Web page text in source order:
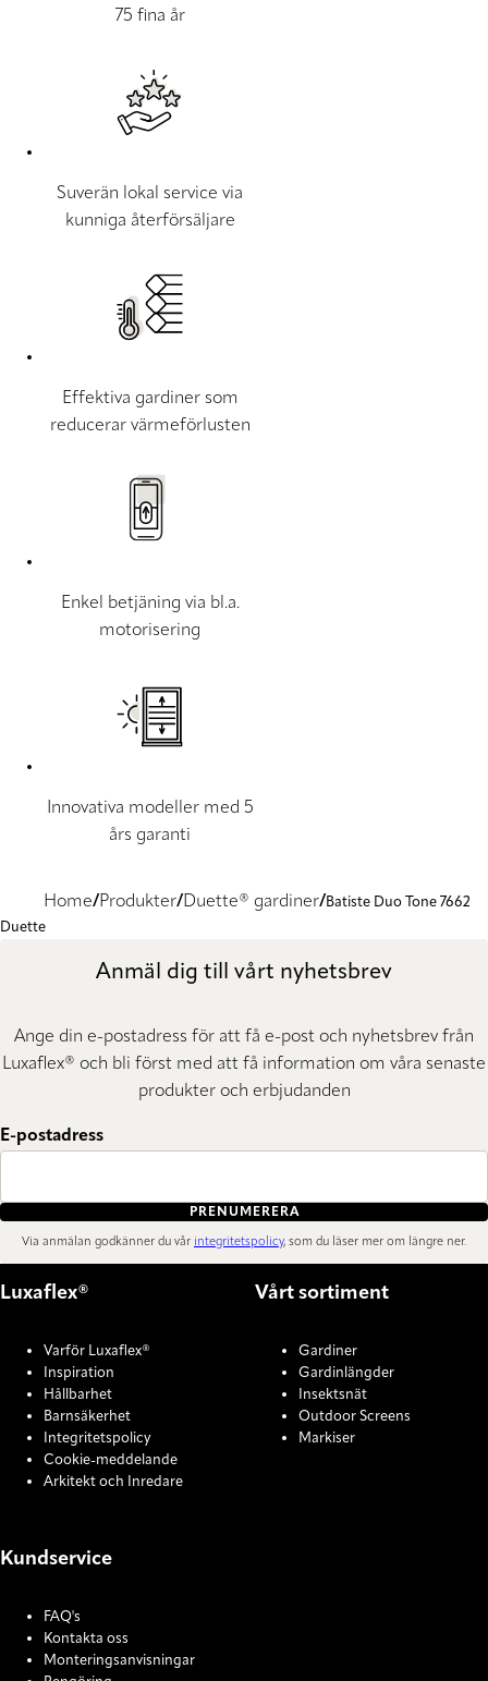
75 fina år
Suverän lokal service via
kunniga återförsäljare
Effektiva gardiner som
reducerar värmeförlusten
Enkel betjäning via bl.a.
motorisering
Innovativa modeller med 5
års garanti
Home Produkter Duette® gardiner
Batiste Duo Tone 7662
Duette
Anmäl dig till vårt nyhetsbrev
Ange din e-postadress för att få e-post och nyhetsbrev från
Luxaflex® och bli först med att få information om våra senaste
produkter och erbjudanden
E-postadress
PRENUMERERA
Via anmälan godkänner du vår integritetspolicy, som du läser mer om längre ner.
Luxaflex®
Varför Luxaflex®
Inspiration
Hållbarhet
Barnsäkerhet
Integritetspolicy
Cookie-meddelande
Arkitekt och Inredare
Vårt sortiment
Gardiner
Gardinlängder
Insektsnät
Outdoor Screens
Markiser
Kundservice
FAQ's
Kontakta oss
Monteringsanvisningar